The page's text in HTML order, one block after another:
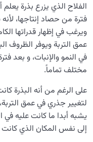
الفلاح الذي يزرع بذرة يعلم
فترة من حصاد إنتاجها، لأنه
ويرغب في إظهار قدراتها
عمق التربة ويوفر الظروف
في النمو والإنبات، و بعد
مختلف تماماً.
على الرغم من أنه البذرة
لتغيير جذري في عمق
يشبه أبدا ما كانت عليه في
إلى نفس المكان الذي